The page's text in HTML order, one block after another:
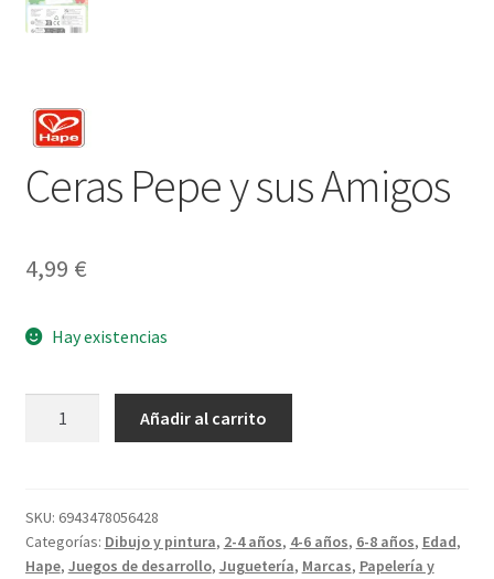
Ceras Pepe y sus Amigos
4,99 €
Hay existencias
Amigos
cantidad
Añadir al carrito
SKU: 6943478056428
Categorías: Dibujo y pintura, 2-4 años, 4-6 años, 6-8 años, Edad,
Hape, Juegos de desarrollo, Juguetería, Marcas, Papelería y